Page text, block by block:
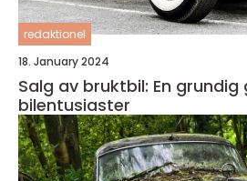
redaktionel
18. January 2024
Salg av bruktbil: En grundig
bilentusiaster